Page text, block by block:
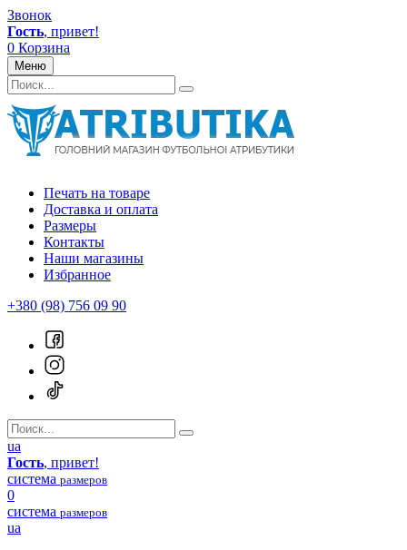
Звонок
Гость, привет!
0 Корзина
Меню
Печать на товаре
Доставка и оплата
Размеры
Контакты
Наши магазины
Избранное
+380 (98) 756 09 90
ua
Гость, привет!
система размеров
0
система размеров
ua